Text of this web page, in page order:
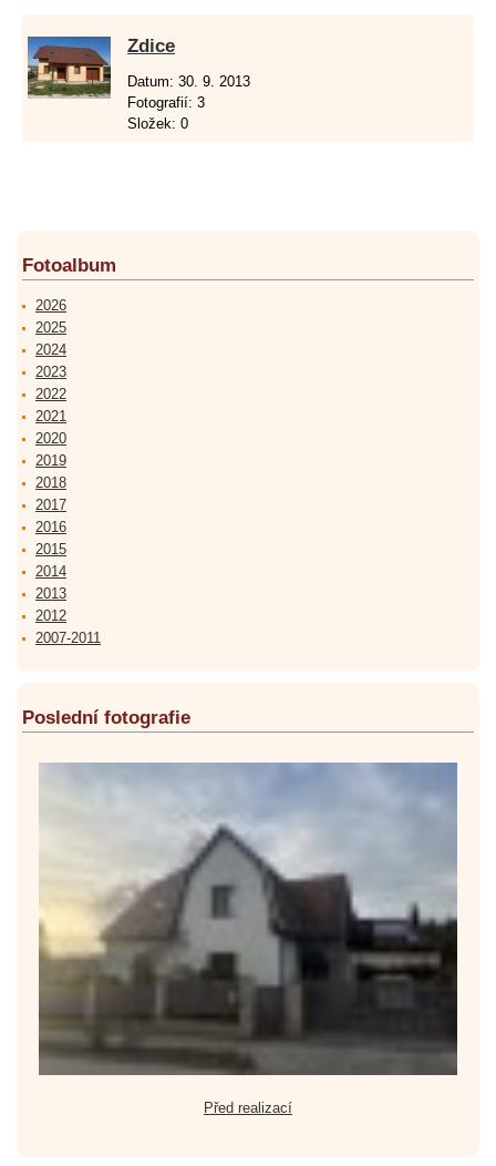
Zdice
Datum: 30. 9. 2013
Fotografií: 3
Složek: 0
Fotoalbum
2026
2025
2024
2023
2022
2021
2020
2019
2018
2017
2016
2015
2014
2013
2012
2007-2011
Poslední fotografie
Před realizací